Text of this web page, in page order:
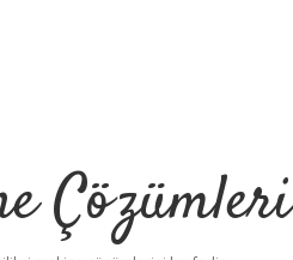
Çözümleri